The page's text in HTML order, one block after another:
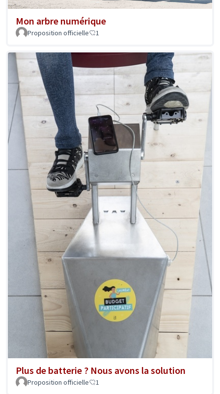
Mon arbre numérique
Proposition officielle 1
Plus de batterie ? Nous avons la solution
Proposition officielle 1